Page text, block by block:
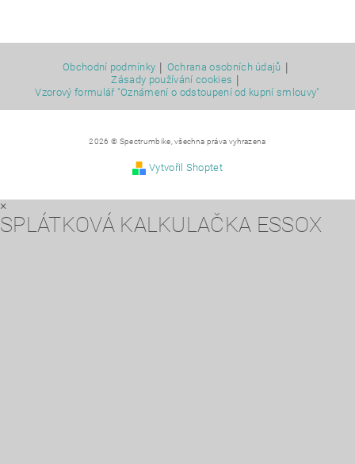
Obchodní podmínky Ochrana osobních údajů
Zásady používání cookies
Vzorový formulář "Oznámení o odstoupení od kupní smlouvy"
2026 © Spectrumbike, všechna práva vyhrazena
Vytvořil Shoptet
×
SPLÁTKOVÁ KALKULAČKA ESSOX